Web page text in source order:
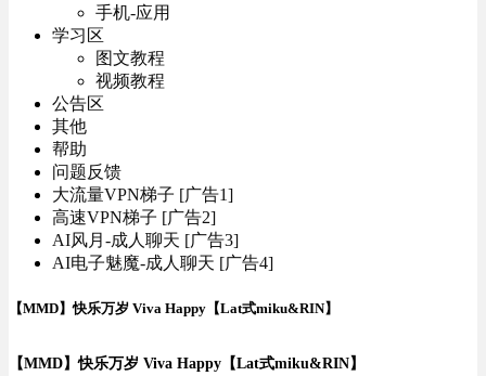
手机-应用
学习区
图文教程
视频教程
公告区
其他
帮助
问题反馈
大流量VPN梯子 [广告1]
高速VPN梯子 [广告2]
AI风月-成人聊天 [广告3]
AI电子魅魔-成人聊天 [广告4]
【MMD】快乐万岁 Viva Happy【Lat式miku&RIN】
【MMD】快乐万岁 Viva Happy【Lat式miku&RIN】